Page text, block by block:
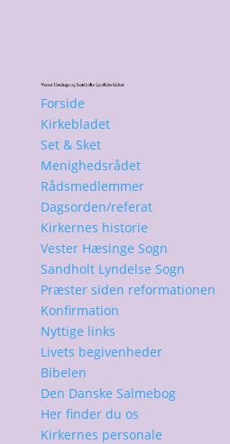
Forside
Kirkebladet
Set & Sket
Menighedsrådet
Rådsmedlemmer
Dagsorden/referat
Kirkernes historie
Vester Hæsinge Sogn
Sandholt Lyndelse Sogn
Præster siden reformationen
Konfirmation
Nyttige links
Livets begivenheder
Bibelen
Den Danske Salmebog
Her finder du os
Kirkernes personale